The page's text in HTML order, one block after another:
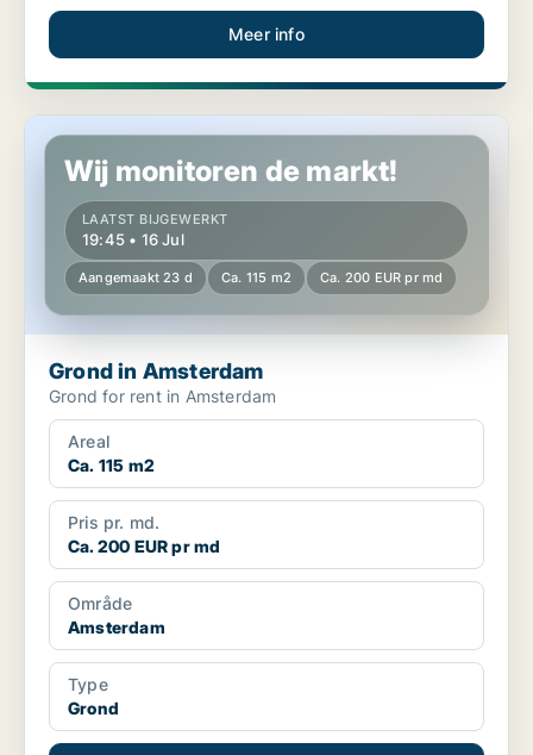
Meer info
Grond in Amsterdam
Wij monitoren de markt!
LAATST BIJGEWERKT
19:45 • 16 Jul
Aangemaakt 23 d Ca. 115 m2 Ca. 200 EUR pr md
Grond in Amsterdam
Grond for rent in Amsterdam
Areal
Ca. 115 m2
Pris pr. md.
Ca. 200 EUR pr md
Område
Amsterdam
Type
Grond